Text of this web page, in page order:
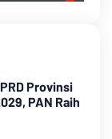
Provinsi
PAN Raih